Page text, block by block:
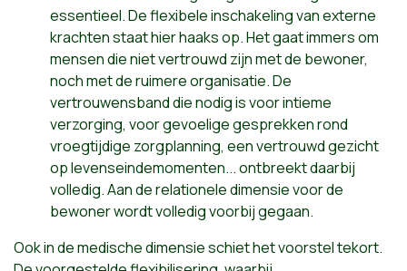
essentieel. De flexibele inschakeling van externe
krachten staat hier haaks op. Het gaat immers om
mensen die niet vertrouwd zijn met de bewoner,
noch met de ruimere organisatie. De
vertrouwensband die nodig is voor intieme
verzorging, voor gevoelige gesprekken rond
vroegtijdige zorgplanning, een vertrouwd gezicht
op levenseindemomenten... ontbreekt daarbij
volledig. Aan de relationele dimensie voor de
bewoner wordt volledig voorbij gegaan.
Ook in de medische dimensie schiet het voorstel tekort.